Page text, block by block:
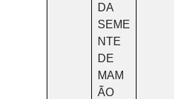
DA
SEME
NTE
DE
MAM
ÃO